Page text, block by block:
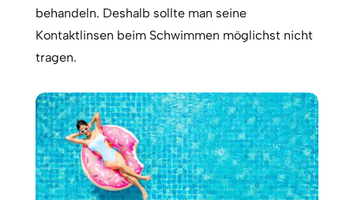
behandeln. Deshalb sollte man seine
Kontaktlinsen beim Schwimmen möglichst nicht
tragen.